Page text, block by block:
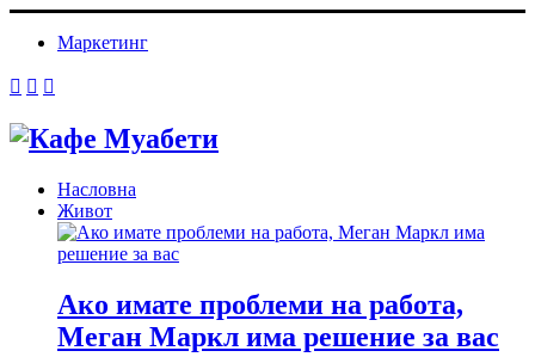
Маркетинг
Насловна
Живот
Ако имате проблеми на работа,
Меган Маркл има решение за вас